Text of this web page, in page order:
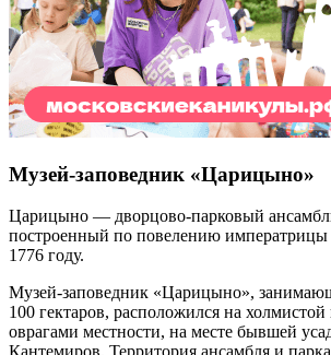
Музей-заповедник «Царицыно»
Царицыно — дворцово-парковый
построенный по повелению
1776 году.
Музей-заповедник «Царицыно»,
100 гектаров, расположился на холмистой
оврагами местности, на месте бывшей